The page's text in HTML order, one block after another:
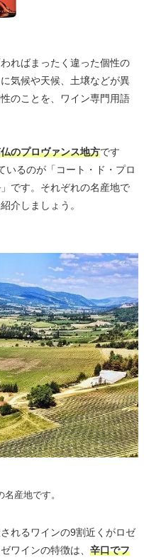
ればまったく違った個性の
気候や天候、土壌などが異
のことを、ワイン専門用語
のプロヴァンス地方です
いるのが「コート・ド・プロ
です。それぞれの名産地で
介しましょう。
産地です。
れるワインの9割近くがロゼ
ワインの特徴は、 辛口でフ